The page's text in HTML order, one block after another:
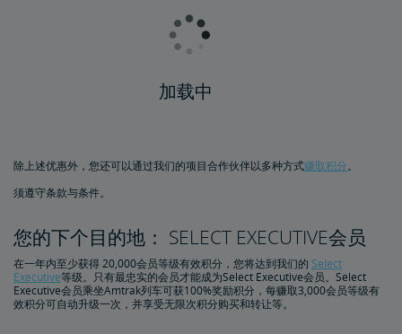
加载中
除上述优惠外，您还可以通过我们的项目合作伙伴以多种方式赚取积分。
须遵守条款与条件。
您的下个目的地： SELECT EXECUTIVE会员
在一年内至少获得 20,000会员等级有效积分，您将达到我们的 Select
Executive等级。只有最忠实的会员才能成为Select Executive会员。Select
Executive会员乘坐Amtrak列车可获100%奖励积分，每赚取3,000会员等级有
效积分可自动升级一次，并享受无限次积分购买和转让等。